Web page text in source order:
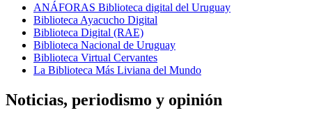
ANÁFORAS Biblioteca digital del Uruguay
Biblioteca Ayacucho Digital
Biblioteca Digital (RAE)
Biblioteca Nacional de Uruguay
Biblioteca Virtual Cervantes
La Biblioteca Más Liviana del Mundo
Noticias, periodismo y opinión